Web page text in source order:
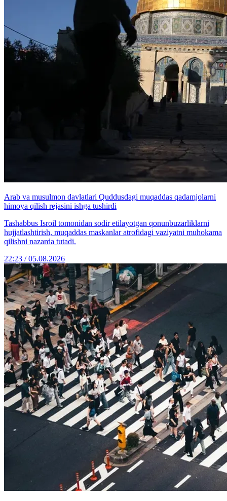
Arab va musulmon davlatlari Quddusdagi muqaddas qadamjolarni
himoya qilish rejasini ishga tushirdi
Tashabbus Isroil tomonidan sodir etilayotgan qonunbuzarliklarni
hujjatlashtirish, muqaddas maskanlar atrofidagi vaziyatni muhokama
qilishni nazarda tutadi.
22:23 / 05.08.2026